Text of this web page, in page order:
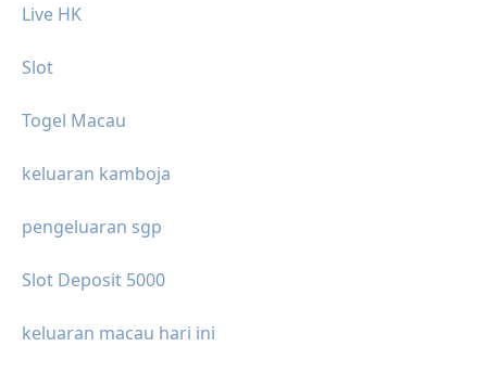
Live HK
Slot
Togel Macau
keluaran kamboja
pengeluaran sgp
Slot Deposit 5000
keluaran macau hari ini